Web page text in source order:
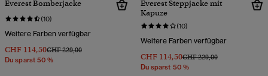
Everest Bomberjacke
(10)
Weitere Farben verfügbar
CHF 114,50Preis wurde reduziert von
CHF 229,00bis
Du sparst 50 %
Everest Steppjacke mit
Kapuze
(10)
Weitere Farben verfügbar
CHF 114,50Preis wurde reduziert von
CHF 229,00bis
Du sparst 50 %